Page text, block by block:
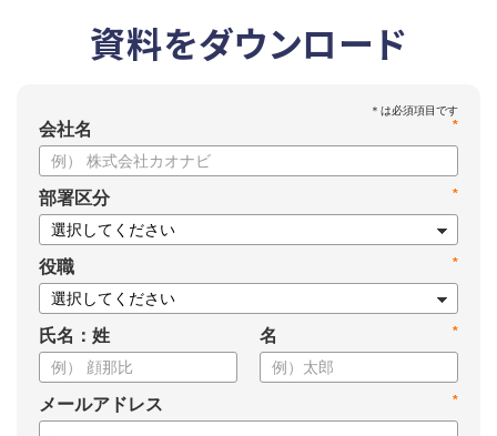
資料をダウンロード
*
会社名
*
部署区分
*
役職
氏名：姓 *
名
*
メールアドレス